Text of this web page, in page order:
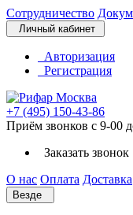
Сотрудничество
Личный кабинет
Авторизация
Регистрация
+7 (495) 150-43-86
Приём звонков с 9-00
Заказать звонок
О нас Оплата Доставка
Везде